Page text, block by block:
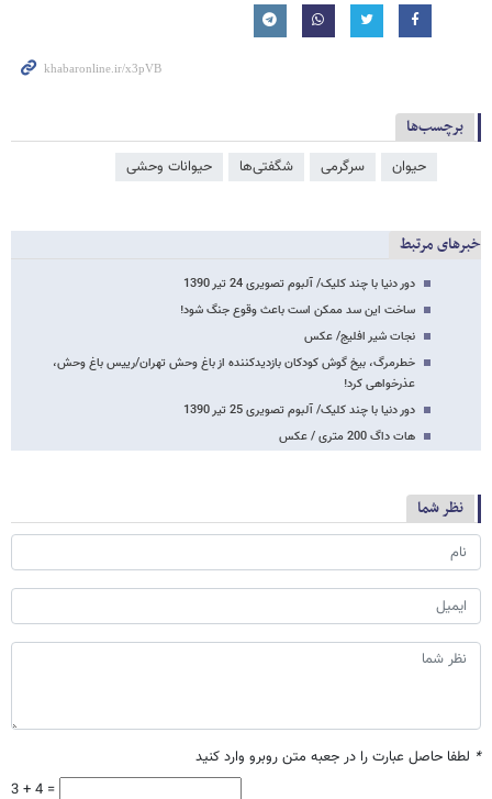
برچسب‌ها
حیوان سرگرمی شگفتی‌ها حیوانات وحشی
خبرهای مرتبط
دور دنیا با چند کلیک/ آلبوم تصویری 24 تیر 1390
ساخت این سد ممکن است باعث وقوع جنگ شود!
نجات شیر افلیج/ عکس
خطرمرگ، بیخ گوش کودکان بازدیدکننده از باغ وحش تهران/رییس باغ وحش،
عذرخواهی کرد!
دور دنیا با چند کلیک/ آلبوم تصویری 25 تیر 1390
هات داگ 200 متری / عکس
نظر شما
* لطفا حاصل عبارت را در جعبه متن روبرو وارد کنید
3 + 4 =